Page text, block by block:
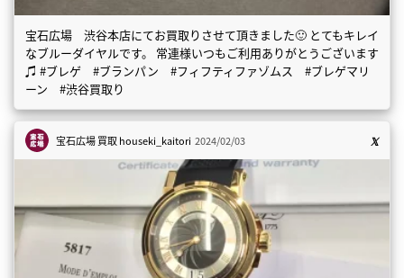
宝石広場 渋谷本店にてお買取りさせて頂きました🙂 とてもキレイ
なブルーダイヤルです。 常連様いつもご利用ありがとうございます
♫ #ブレゲ #ブランパン #フィフティファゾムス #ブレゲマリ
ーン #渋谷買取り
宝石広場 買取houseki_kaitori 2024/02/03